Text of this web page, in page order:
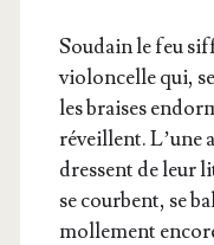
Sou­dain le feu
vio­lon­celle qui,
les braises
réveillent. L’une
dressent de leur
se courbent, se
mol­le­ment